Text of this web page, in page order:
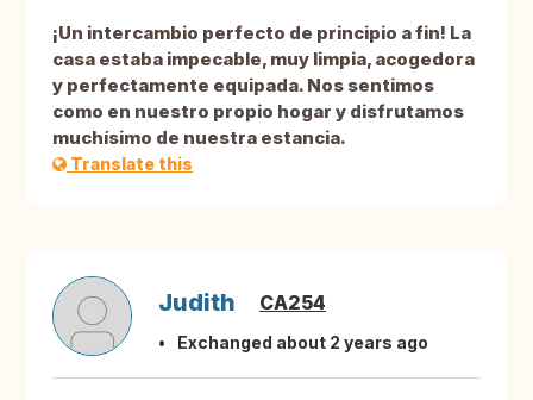
¡Un intercambio perfecto de principio a fin! La
casa estaba impecable, muy limpia, acogedora
y perfectamente equipada. Nos sentimos
como en nuestro propio hogar y disfrutamos
muchísimo de nuestra estancia.
Translate this
Judith CA254
Exchanged about 2 years ago